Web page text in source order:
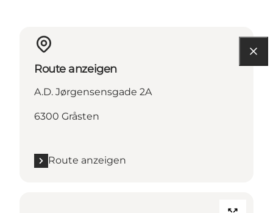
Route anzeigen
A.D. Jørgensensgade 2A
6300 Gråsten
Route anzeigen